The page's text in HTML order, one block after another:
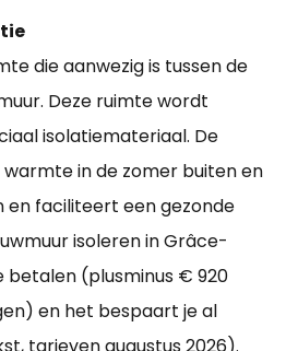
die aanwezig is tussen de
Deze ruimte wordt
isolatiemateriaal. De
in de zomer buiten en
en faciliteert een gezonde
isoleren in Grâce-
betalen (plusminus € 920
en het bespaart je al